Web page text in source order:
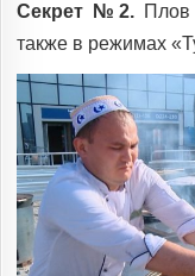
Секрет №2.Плов
также в режимах